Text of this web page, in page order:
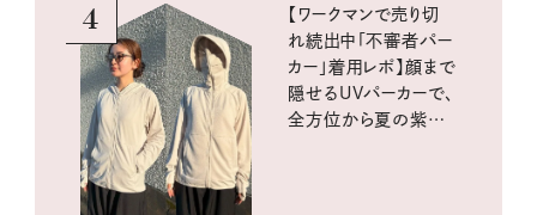
4
【ワークマンで売り切
れ続出中「不審者パー
カー」着用レポ】顔まで
隠せるUVパーカーで、
全方位から夏の紫外